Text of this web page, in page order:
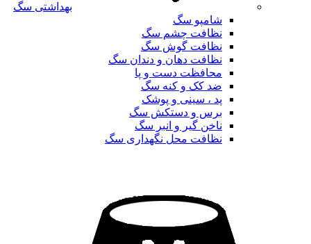
بهداشتی سگ
شامپو سگ
نظافت چشم سگ
نظافت گوش سگ
نظافت دهان و دندان سگ
محافظت دست و پا
ضد کک و کنه سگ
پد ، سینی و پوشک
برس و دستکش سگ
ناخن گیر و انبر سگ
نظافت محل نگهداری سگ